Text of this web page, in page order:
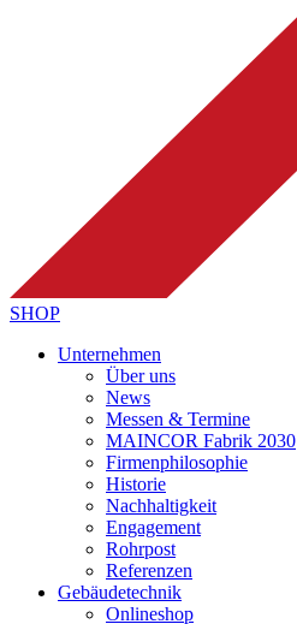
SHOP
Unternehmen
Über uns
News
Messen & Termine
MAINCOR Fabrik 2030
Firmenphilosophie
Historie
Nachhaltigkeit
Engagement
Rohrpost
Referenzen
Gebäudetechnik
Onlineshop